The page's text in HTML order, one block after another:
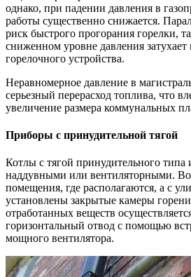
однако, при падении давления в
работы существенно снижается.
риск быстрого прогорания горелки,
сниженном уровне давления
горелочного устройства.
Неравномерное давление в
серьезный перерасход топлива, что
увеличение размера коммунальных
Приборы с принудительной тягой
Котлы с тягой принудительного типа
наддувными или вентиляторными.
помещения, где располагаются, а с
установлены закрытые камеры
отработанных веществ
горизонтальный отвод с помощью
мощного вентилятора.